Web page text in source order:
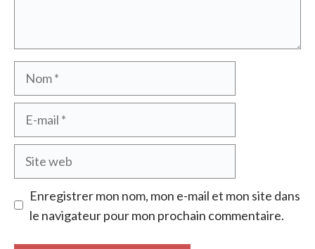
Nom
Site
Enregistrer mon nom, mon e-mail et mon site dans
le navigateur pour mon prochain commentaire.